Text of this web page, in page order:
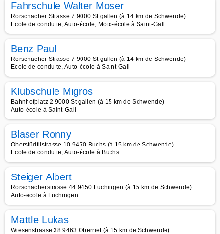
Fahrschule Walter Moser
Rorschacher Strasse 7 9000 St gallen (à 14 km de Schwende)
Ecole de conduite, Auto-école, Moto-école à Saint-Gall
Benz Paul
Rorschacher Strasse 7 9000 St gallen (à 14 km de Schwende)
Ecole de conduite, Auto-école à Saint-Gall
Klubschule Migros
Bahnhofplatz 2 9000 St gallen (à 15 km de Schwende)
Auto-école à Saint-Gall
Blaser Ronny
Oberstüdtlistrasse 10 9470 Buchs (à 15 km de Schwende)
Ecole de conduite, Auto-école à Buchs
Steiger Albert
Rorschacherstrasse 44 9450 Luchingen (à 15 km de Schwende)
Auto-école à Lüchingen
Mattle Lukas
Wiesenstrasse 38 9463 Oberriet (à 15 km de Schwende)